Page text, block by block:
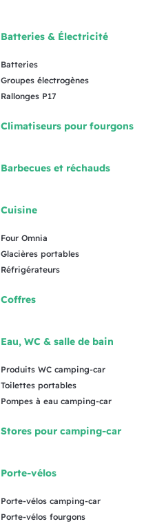
Batteries & Électricité
Batteries
Groupes électrogènes
Rallonges P17
Climatiseurs pour fourgons
Barbecues et réchauds
Cuisine
Four Omnia
Glacières portables
Réfrigérateurs
Coffres
Eau, WC & salle de bain
Produits WC camping-car
Toilettes portables
Pompes à eau camping-car
Stores pour camping-car
Porte-vélos
Porte-vélos camping-car
Porte-vélos fourgons